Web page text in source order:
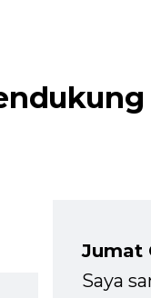
Jumat
Saya